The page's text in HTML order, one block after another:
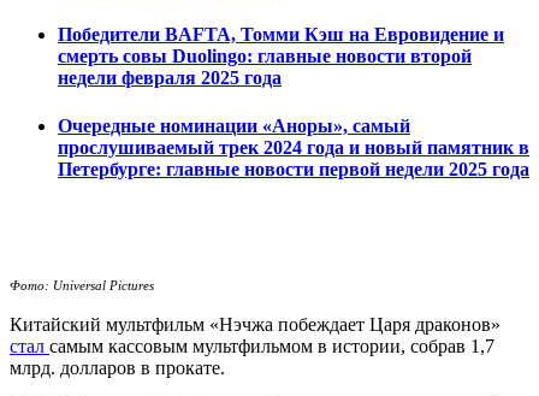
Победители BAFTA, Томми Кэш на Евровидение и
смерть совы Duolingo: главные новости второй
недели февраля 2025 года
Очередные номинации «Аноры», самый
прослушиваемый трек 2024 года и новый памятник в
Петербурге: главные новости первой недели 2025 года
Фото: Universal Pictures
Китайский мультфильм «Нэчжа побеждает Царя драконов»
стал самым кассовым мультфильмом в истории, собрав 1,7
млрд. долларов в прокате.